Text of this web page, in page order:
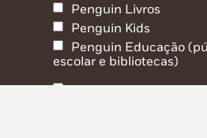
Penguin Livros
Penguin Kids
Penguin Educação
escolar e bibliotecas)